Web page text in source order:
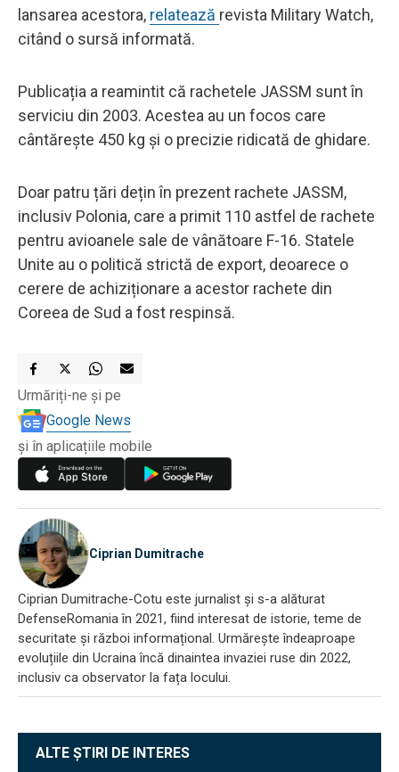
lansarea acestora, relatează revista Military Watch,
citând o sursă informată.
Publicația a reamintit că rachetele JASSM sunt în
serviciu din 2003. Acestea au un focos care
cântărește 450 kg și o precizie ridicată de ghidare.
Doar patru țări dețin în prezent rachete JASSM,
inclusiv Polonia, care a primit 110 astfel de rachete
pentru avioanele sale de vânătoare F-16. Statele
Unite au o politică strictă de export, deoarece o
cerere de achiziționare a acestor rachete din
Coreea de Sud a fost respinsă.
Urmăriți-ne și pe
Google News
și în aplicațiile mobile
Ciprian Dumitrache
Ciprian Dumitrache-Cotu este jurnalist și s-a alăturat
DefenseRomania în 2021, fiind interesat de istorie, teme de
securitate și război informațional. Urmărește îndeaproape
evoluțiile din Ucraina încă dinaintea invaziei ruse din 2022,
inclusiv ca observator la fața locului.
ALTE ȘTIRI DE INTERES